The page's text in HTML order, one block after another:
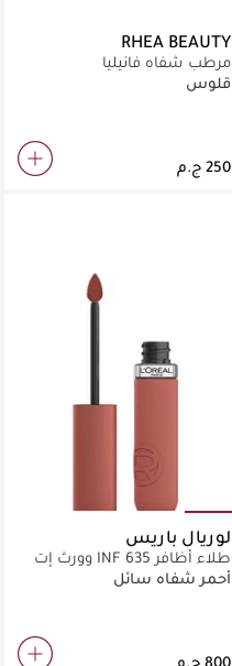
RHEA BEAUTY
مرطب شفاه فانيليا
قلوس
لوريال باريس
طلاء أظافر INF 635 وورث إت
متوسط
أحمر شفاه سائل